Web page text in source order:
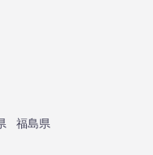
福島県